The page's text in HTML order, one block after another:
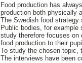
Food production has
production both physically
The Swedish food strategy
Public bodies, for example
study therefore focuses on
food production to their
To study the chosen topic,
The interviews have been